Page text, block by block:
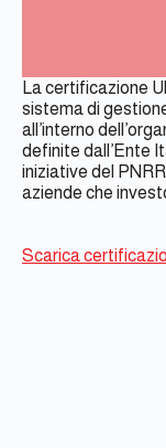
La certificazione
sistema di
all’interno
definite dall’Ente
iniziative del
aziende che
Scarica